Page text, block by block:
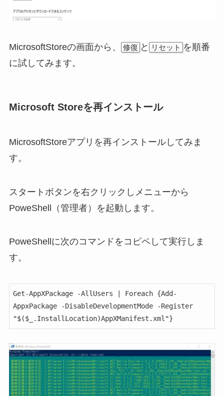
MicrosoftStoreの画面から、 修復 と リセット を順番
に試してみます。
Microsoft Storeを再インストール
MicrosoftStoreアプリを再インストールしてみま
す。
スタートボタンを右クリックしメニューから
PoweShell（管理者）を起動します。
PoweShellに次のコマンドをコピペして実行しま
す。
Get-AppXPackage -AllUsers | Foreach {Add-
AppxPackage -DisableDevelopmentMode -Register
"$($_.InstallLocation)AppXManifest.xml"}